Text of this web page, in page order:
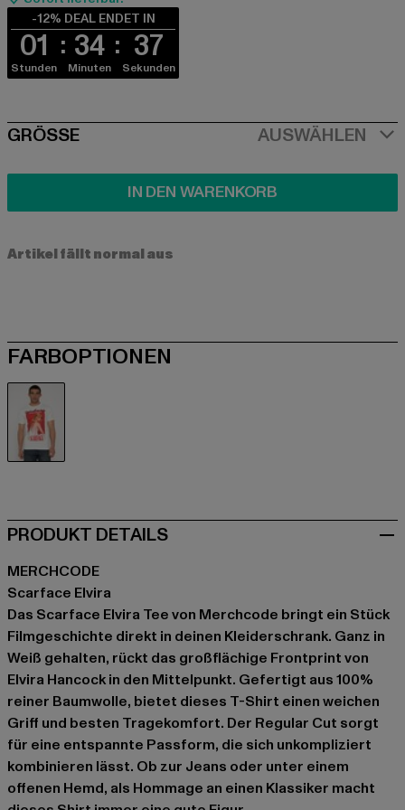
-12% DEAL ENDET IN
01
Stunden
34
Minuten
37
Sekunden
SIZE
GRÖSSE AUSWÄHLEN
IN DEN WARENKORB
Artikel fällt normal aus
FARBOPTIONEN
PRODUKT DETAILS
MERCHCODE
Scarface Elvira
Das Scarface Elvira Tee von Merchcode bringt ein Stück
Filmgeschichte direkt in deinen Kleiderschrank. Ganz in
Weiß gehalten, rückt das großflächige Frontprint von
Elvira Hancock in den Mittelpunkt. Gefertigt aus 100%
reiner Baumwolle, bietet dieses T-Shirt einen weichen
Griff und besten Tragekomfort. Der Regular Cut sorgt
für eine entspannte Passform, die sich unkompliziert
kombinieren lässt. Ob zur Jeans oder unter einem
offenen Hemd, als Hommage an einen Klassiker macht